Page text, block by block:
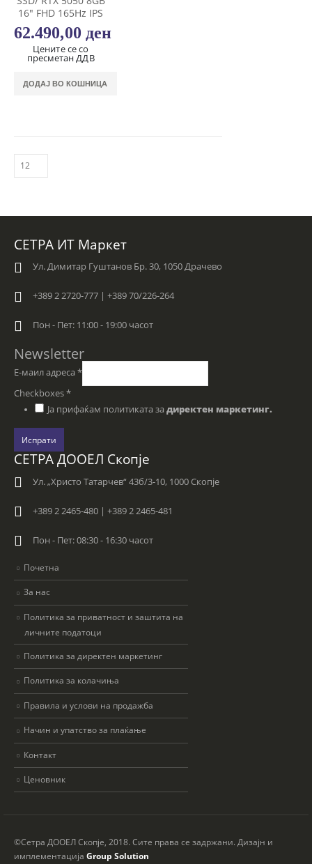
16″ FHD 165Hz IPS
62.490,00 ден
Цените се со
пресметан ДДВ
ДОДАЈ ВО КОШНИЦА
СЕТРА ИТ Маркет
Ул. Димитар Гуштанов Бр. 30, 1050 Драчево
+389 2 2720-777 | +389 70/226-264
Пон - Пет: 11:00 - 19:00 часот
Newsletter
Е-маил адреса *
Checkboxes*
Ја прифаќам политиката за директен маркетинг.
Испрати
СЕТРА ДООЕЛ Скопје
Ул. „Христо Татарчев“ 43б/3-10, 1000 Скопје
+389 2 2465-480 | +389 2 2465-481
Пон - Пет: 08:30 - 16:30 часот
Почетна
За нас
Политика за приватност и заштита на
личните податоци
Политика за директен маркетинг
Политика за колачиња
Правила и услови на продажба
Начин и упатство за плаќање
Контакт
Ценовник
©Сетра ДООЕЛ Скопје, 2018. Сите права се задржани. Дизајн и
имплементација Group Solution